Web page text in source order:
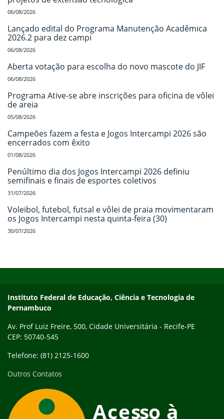
06/08/2026
Lançado edital do Programa Manutenção Acadêmica
2026.2 para dez campi
06/08/2026
Aberta votação para escolha do novo mascote do JIF
06/08/2026
Programa Ative-se abre inscrições para oficina de vôlei
de areia
05/08/2026
Campeões fazem a festa e Jogos Intercampi 2026 são
encerrados com êxito
01/08/2026
Penúltimo dia dos Jogos Intercampi 2026 definiu
semifinais e finais de esportes coletivos
31/07/2026
Voleibol, futebol, futsal e vôlei de praia movimentaram
os Jogos Intercampi nesta quinta-feira (30)
30/07/2026
Instituto Federal de Educação, Ciência e Tecnologia de
Pernambuco
Av. Prof Luiz Freire, 500, Cidade Universitária - Recife-PE
CEP: 50740-545
Telefone: (81) 2125-1600
Outros Contatos